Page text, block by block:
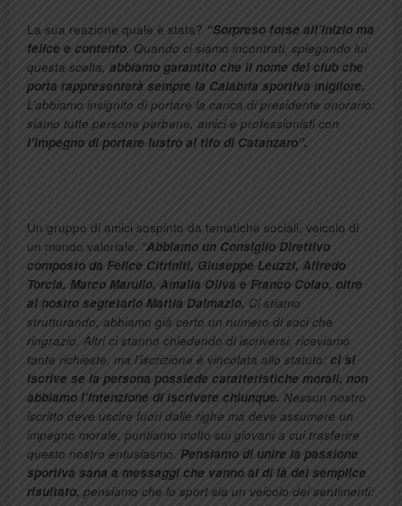
La sua reazione quale è stata? “Sorpreso forse all’inizio ma
felice e contento. Quando ci siamo incontrati, spiegando lui
questa scelta, abbiamo garantito che il nome del club che
porta rappresenterà sempre la Calabria sportiva migliore.
L’abbiamo insignito di portare la carica di presidente onorario:
siamo tutte persone perbene, amici e professionisti con
l’impegno di portare lustro al tifo di Catanzaro”.
Un gruppo di amici sospinto da tematiche sociali, veicolo di
un mondo valoriale. “Abbiamo un Consiglio Direttivo
composto da Felice Citriniti, Giuseppe Leuzzi, Alfredo
Torcia, Marco Marullo, Amalia Oliva e Franco Colao, oltre
al nostro segretario Mattia Dalmazio. Ci stiamo
strutturando, abbiamo già certo un numero di soci che
ringrazio. Altri ci stanno chiedendo di iscriversi, riceviamo
tante richieste, ma l’iscrizione è vincolata allo statuto: ci si
iscrive se la persona possiede caratteristiche morali, non
abbiamo l’intenzione di iscrivere chiunque. Nessun nostro
iscritto deve uscire fuori dalle righe ma deve assumere un
impegno morale, puntiamo molto sui giovani a cui trasferire
questo nostro entusiasmo. Pensiamo di unire la passione
sportiva sana a messaggi che vanno al di là del semplice
risultato, pensiamo che lo sport sia un veicolo dei sentimenti: